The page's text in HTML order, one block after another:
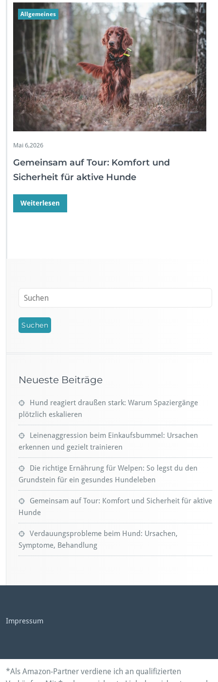
Allgemeines
Mai 6,2026
Gemeinsam auf Tour: Komfort und
Sicherheit für aktive Hunde
Weiterlesen
Neueste Beiträge
Hund reagiert draußen stark: Warum Spaziergänge
plötzlich eskalieren
Leinenaggression beim Einkaufsbummel: Ursachen
erkennen und gezielt trainieren
Die richtige Ernährung für Welpen: So legst du den
Grundstein für ein gesundes Hundeleben
Gemeinsam auf Tour: Komfort und Sicherheit für aktive
Hunde
Verdauungsprobleme beim Hund: Ursachen,
Symptome, Behandlung
Impressum
*Als Amazon-Partner verdiene ich an qualifizierten